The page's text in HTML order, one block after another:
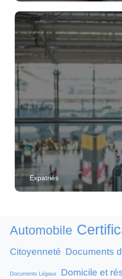
Expatriés
Automobile
Citoyenneté Documents
Documents Légaux Domicile et